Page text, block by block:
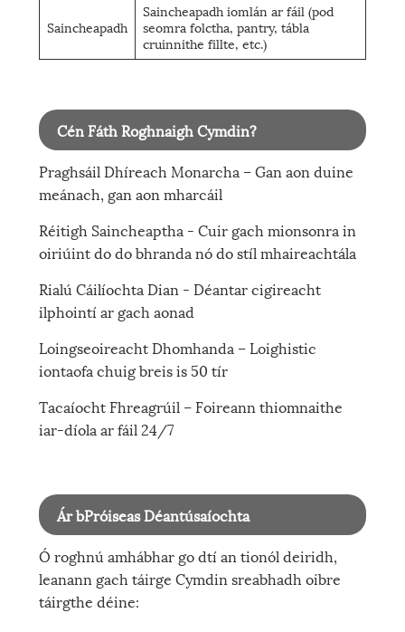
Saincheapadh
Saincheapadh iomlán ar fáil (pod
seomra folctha, pantry, tábla
cruinnithe fillte, etc.)
Cén Fáth Roghnaigh Cymdin?
Praghsáil Dhíreach Monarcha – Gan aon duine
meánach, gan aon mharcáil
Réitigh Saincheaptha - Cuir gach mionsonra in
oiriúint do do bhranda nó do stíl mhaireachtála
Rialú Cáilíochta Dian - Déantar cigireacht
ilphointí ar gach aonad
Loingseoireacht Dhomhanda – Loighistic
iontaofa chuig breis is 50 tír
Tacaíocht Fhreagrúil – Foireann thiomnaithe
iar-díola ar fáil 24/7
Ár bPróiseas Déantúsaíochta
Ó roghnú amhábhar go dtí an tionól deiridh,
leanann gach táirge Cymdin sreabhadh oibre
táirgthe déine: